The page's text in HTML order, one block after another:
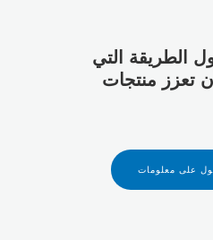
الطريقة التي
تعزز منتجات
على معلومات